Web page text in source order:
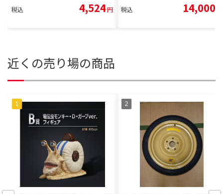
税込 4,524円 税込 14,000
近くの売り場の商品